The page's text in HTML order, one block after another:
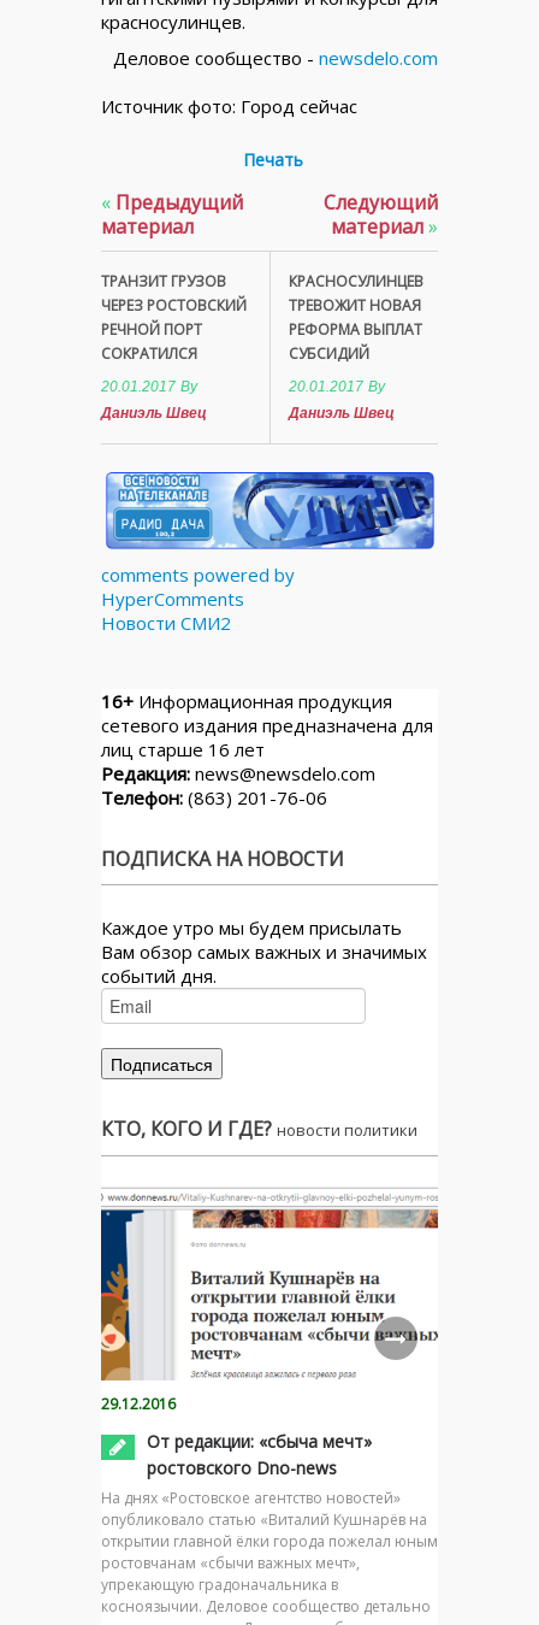
красносулинцев.
Деловое сообщество - newsdelo.com
Источник фото: Город сейчас
Печать
« Предыдущий
материал
ТРАНЗИТ ГРУЗОВ
ЧЕРЕЗ РОСТОВСКИЙ
РЕЧНОЙ ПОРТ
СОКРАТИЛСЯ
20.01.2017 By
Даниэль Швец
Следующий
материал»
КРАСНОСУЛИНЦЕВ
ТРЕВОЖИТ НОВАЯ
РЕФОРМА ВЫПЛАТ
СУБСИДИЙ
20.01.2017 By
Даниэль Швец
comments powered by
HyperComments
Новости СМИ2
16+ Информационная продукция
сетевого издания предназначена для
лиц старше 16 лет
Редакция: news@newsdelo.com
Телефон: (863) 201-76-06
ПОДПИСКА НА НОВОСТИ
Каждое утро мы будем присылать
Вам обзор самых важных и значимых
событий дня.
КТО, КОГО И ГДЕ? новости политики
29.12.2016
От редакции: «сбыча мечт»
ростовского Dno-news
На днях «Ростовское агентство новостей»
опубликовало статью «Виталий Кушнарёв на
открытии главной ёлки города пожелал юным
ростовчанам «сбычи важных мечт»,
упрекающую градоначальника в
косноязычии. Деловое сообщество детально